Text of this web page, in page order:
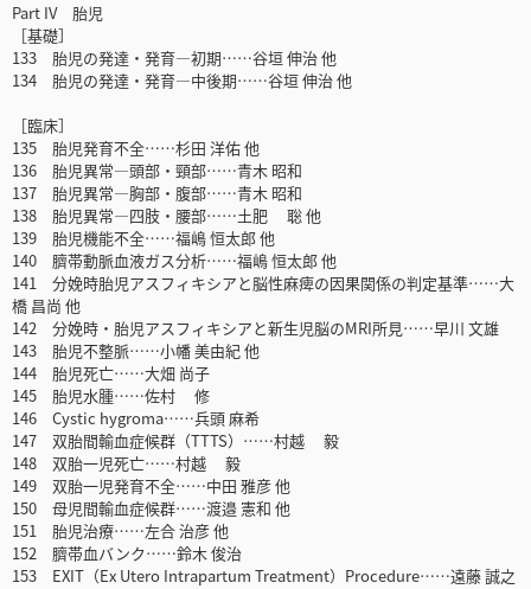
Part IV 胎児
［基礎］
133 胎児の発達・発育―初期……谷垣 伸治 他
134 胎児の発達・発育―中後期……谷垣 伸治 他
［臨床］
135 胎児発育不全……杉田 洋佑 他
136 胎児異常―頭部・頸部……青木 昭和
137 胎児異常―胸部・腹部……青木 昭和
138 胎児異常―四肢・腰部……土肥 聡 他
139 胎児機能不全……福嶋 恒太郎 他
140 臍帯動脈血液ガス分析……福嶋 恒太郎 他
141 分娩時胎児アスフィキシアと脳性麻痺の因果関係の判定基準……大
橋 昌尚 他
142 分娩時・胎児アスフィキシアと新生児脳のMRI所見……早川 文雄
143 胎児不整脈……小幡 美由紀 他
144 胎児死亡……大畑 尚子
145 胎児水腫……佐村 修
146 Cystic hygroma……兵頭 麻希
147 双胎間輸血症候群（TTTS）……村越 毅
148 双胎一児死亡……村越 毅
149 双胎一児発育不全……中田 雅彦 他
150 母児間輸血症候群……渡邉 憲和 他
151 胎児治療……左合 治彦 他
152 臍帯血バンク……鈴木 俊治
153 EXIT（Ex Utero Intrapartum Treatment）Procedure……遠藤 誠之